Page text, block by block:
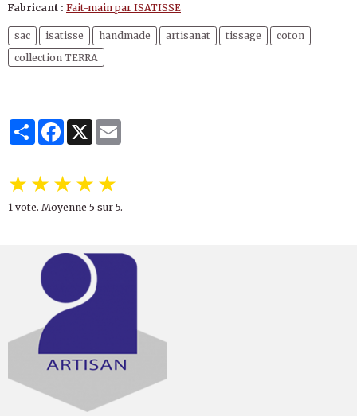
Fabricant : Fait-main par ISATISSE
sac isatisse handmade artisanat tissage
coton
collection TERRA
PartagerFacebook
X
★★★★★
1 vote. Moyenne 5 sur 5.